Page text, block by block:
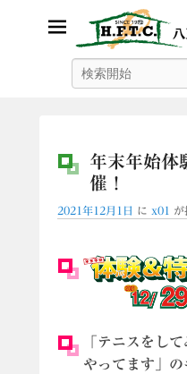
八王子フ
年末年始体
催！
2021年12月1日 に x01 が
「テニスをし
やってます」